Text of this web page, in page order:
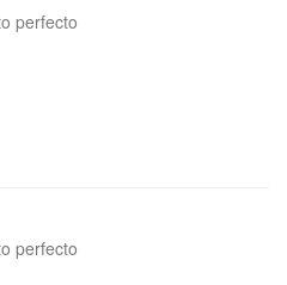
perfecto
perfecto